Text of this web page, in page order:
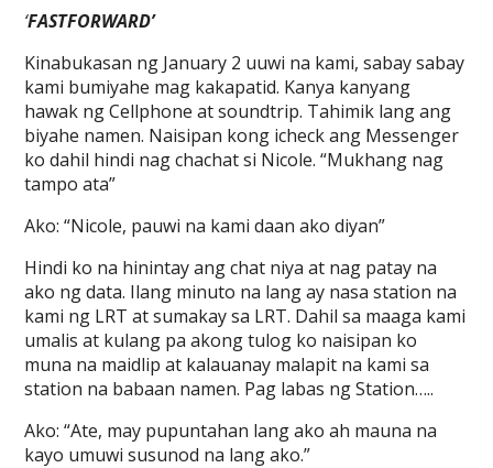
‘FASTFORWARD’
Kinabukasan ng January 2 uuwi na kami, sabay sabay
kami bumiyahe mag kakapatid. Kanya kanyang
hawak ng Cellphone at soundtrip. Tahimik lang ang
biyahe namen. Naisipan kong icheck ang Messenger
ko dahil hindi nag chachat si Nicole. “Mukhang nag
tampo ata”
Ako: “Nicole, pauwi na kami daan ako diyan”
Hindi ko na hinintay ang chat niya at nag patay na
ako ng data. Ilang minuto na lang ay nasa station na
kami ng LRT at sumakay sa LRT. Dahil sa maaga kami
umalis at kulang pa akong tulog ko naisipan ko
muna na maidlip at kalauanay malapit na kami sa
station na babaan namen. Pag labas ng Station…..
Ako: “Ate, may pupuntahan lang ako ah mauna na
kayo umuwi susunod na lang ako.”